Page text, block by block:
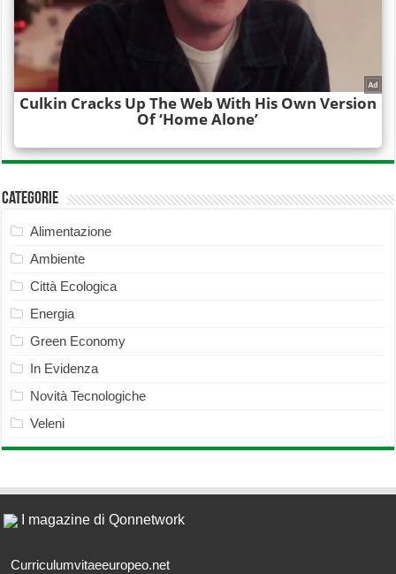
Categorie
Alimentazione
Ambiente
Città Ecologica
Energia
Green Economy
In Evidenza
Novità Tecnologiche
Veleni
I magazine di Qonnetwork
Curriculumvitaeeuropeo.net